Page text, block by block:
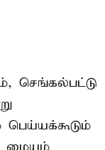
செங்கல்பட்டு